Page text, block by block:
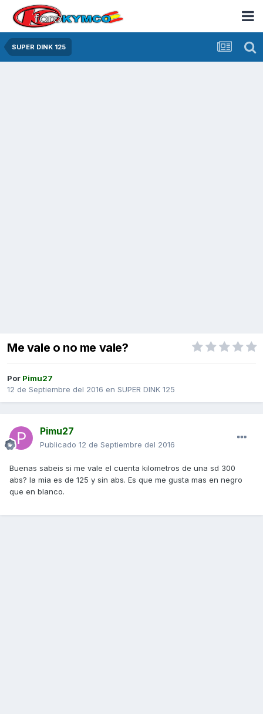
SUPER DINK 125
Me vale o no me vale?
Por Pimu27
12 de Septiembre del 2016 en SUPER DINK 125
Pimu27
Publicado 12 de Septiembre del 2016
Buenas sabeis si me vale el cuenta kilometros de una sd 300
abs? la mia es de 125 y sin abs. Es que me gusta mas en negro
que en blanco.